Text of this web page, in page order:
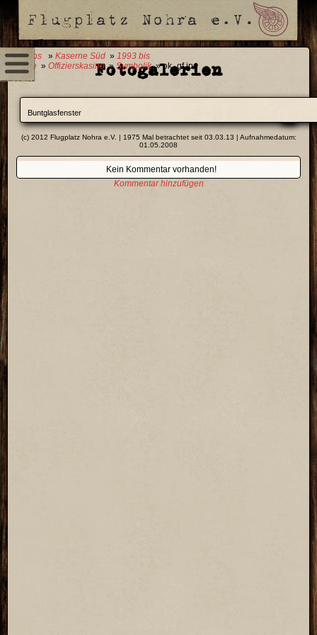
0 Fotos » Kaserne Süd » 1993 bis
Heute » Offizierskasino»Symbolik» ok_gf.jpg
Fotogalerien
Buntglasfenster
(c) 2012 Flugplatz Nohra e.V. | 1975 Mal betrachtet seit 03.03.13 | Aufnahmedatum:
01.05.2008
Kein Kommentar vorhanden!
Kommentar hinzufügen